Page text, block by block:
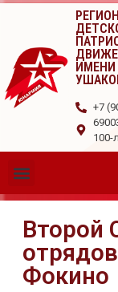
ИМЕНИ
+7
100-
Второй
Фокино